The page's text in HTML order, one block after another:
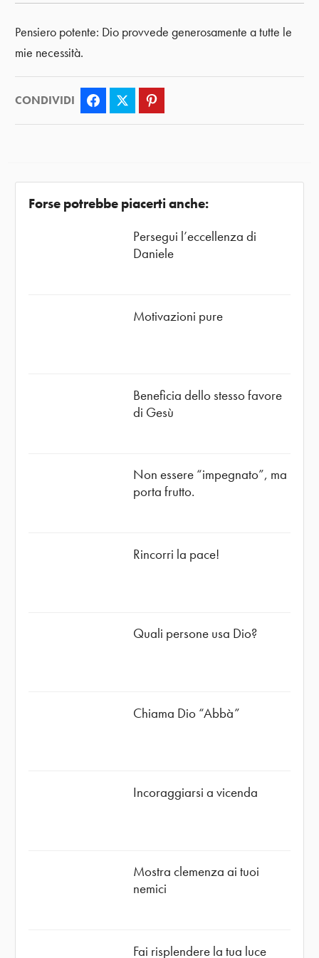
Pensiero potente: Dio provvede generosamente a tutte le
mie necessità.
CONDIVIDI Facebook Twitter
Forse potrebbe piacerti anche:
Persegui l’eccellenza di
Daniele
Motivazioni pure
Beneficia dello stesso favore
di Gesù
Non essere “impegnato”, ma
porta frutto.
Rincorri la pace!
Quali persone usa Dio?
Chiama Dio “Abbà”
Incoraggiarsi a vicenda
Mostra clemenza ai tuoi
nemici
Fai risplendere la tua luce